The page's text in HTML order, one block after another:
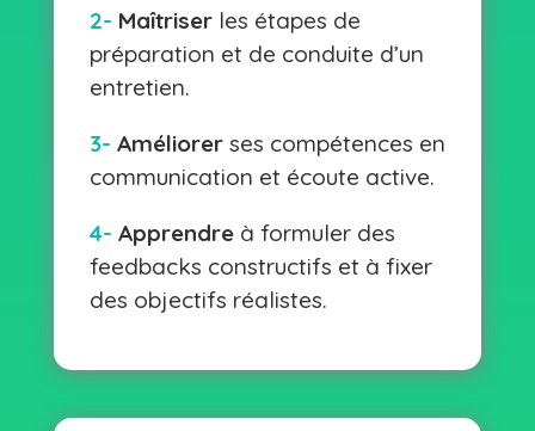
2- Maîtriser les étapes de
préparation et de conduite d’un
entretien.
3- Améliorer ses compétences en
communication et écoute active.
4- Apprendreà formuler des
feedbacks constructifs et à fixer
des objectifs réalistes.